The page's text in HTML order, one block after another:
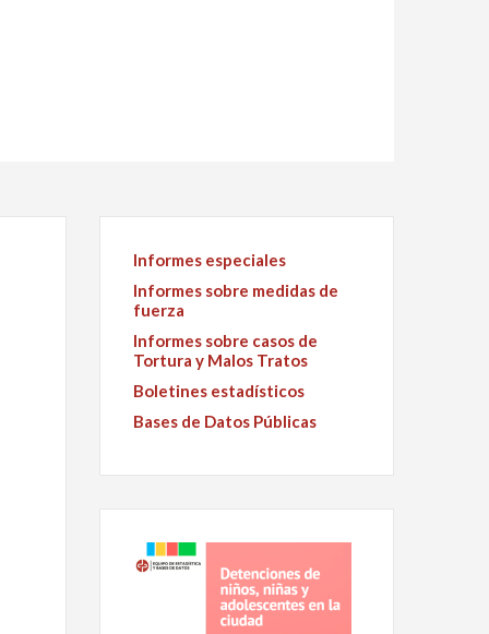
Informes especiales
Informes sobre medidas de
fuerza
Informes sobre casos de
Tortura y Malos Tratos
Boletines estadísticos
Bases de Datos Públicas